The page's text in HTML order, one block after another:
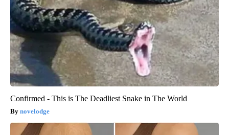
Confirmed - This is The Deadliest Snake in The World
novelodge